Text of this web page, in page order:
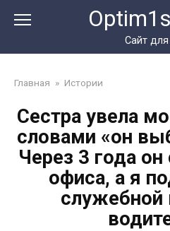
Сайт для
Главная » Истории
Сестра увела
словами «он
Через 3 года
офиса, а я
служебной